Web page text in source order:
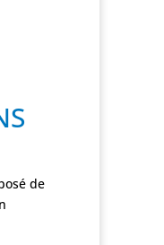
de